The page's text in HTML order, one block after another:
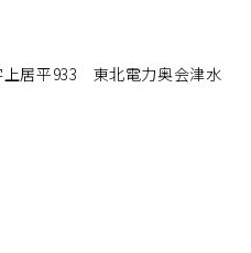
上居平933 東北電力奥会津水